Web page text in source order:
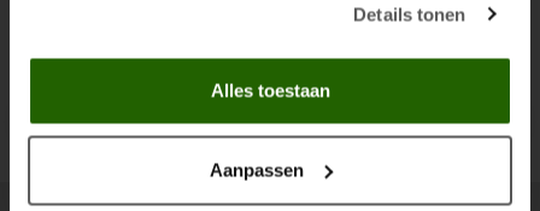
Details tonen
Alles toestaan
Aanpassen
Blijf op de hoogte over onze laatste acties